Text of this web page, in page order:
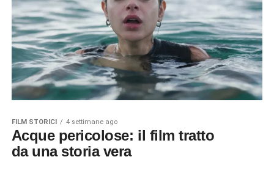
FILM STORICI 4 settimane ago
Acque pericolose: il film tratto
da una storia vera